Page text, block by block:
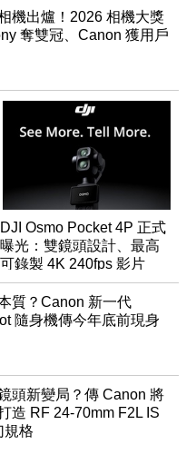
機出爐！2026 相機大獎
奪雙冠、Canon 獲用戶
DJI Osmo Pocket 4P 正式
曝光：雙鏡頭設計、最高
可錄製 4K 240fps 影片
質？Canon 新一代
隨身機傳今年底前現身
頭新變局？傳 Canon 將
造 RF 24-70mm F2L IS
規格